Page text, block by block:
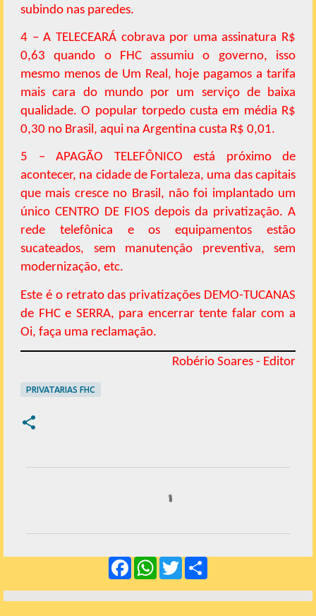
subindo nas paredes.
4 – A TELECEARÁ cobrava por uma assinatura R$
0,63 quando o FHC assumiu o governo, isso
mesmo menos de Um Real, hoje pagamos a tarifa
mais cara do mundo por um serviço de baixa
qualidade. O popular torpedo custa em média R$
0,30 no Brasil, aqui na Argentina custa R$ 0,01.
5 – APAGÃO TELEFÔNICO está próximo de
acontecer, na cidade de Fortaleza, uma das capitais
que mais cresce no Brasil, não foi implantado um
único CENTRO DE FIOS depois da privatização. A
rede telefônica e os equipamentos estão
sucateados, sem manutenção preventiva, sem
modernização, etc.
Este é o retrato das privatizações DEMO-TUCANAS
de FHC e SERRA, para encerrar tente falar com a
Oi, faça uma reclamação.
Robério Soares - Editor
PRIVATARIAS FHC
t
F
a
W
h
T
w